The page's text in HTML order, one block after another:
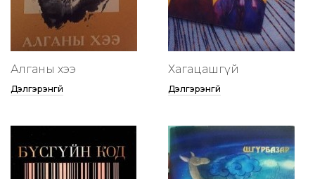
Алганы хээ
Дэлгэрэнгүй
Хагацашгүй
Дэлгэрэнгүй